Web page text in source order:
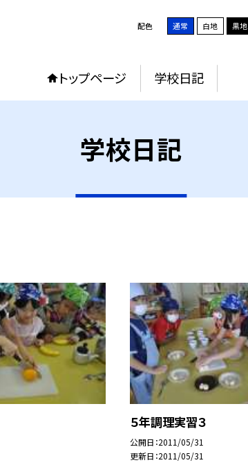
配色 通常 白地 黒地
トップページ 学校日記
学校日記
５年調理実習３
公開日 2011/05/31
更新日 2011/05/31